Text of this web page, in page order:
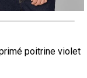
poitrine violet